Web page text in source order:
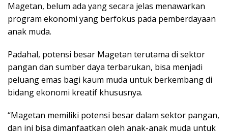
Magetan, belum ada yang secara jelas menawarkan
program ekonomi yang berfokus pada pemberdayaan
anak muda.
Padahal, potensi besar Magetan terutama di sektor
pangan dan sumber daya terbarukan, bisa menjadi
peluang emas bagi kaum muda untuk berkembang di
bidang ekonomi kreatif khususnya.
“Magetan memiliki potensi besar dalam sektor pangan,
dan ini bisa dimanfaatkan oleh anak-anak muda untuk